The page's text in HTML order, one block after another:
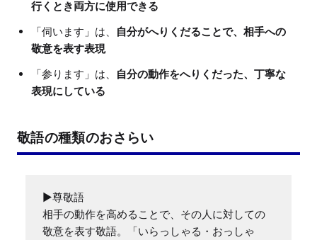
行くとき両方に使用できる
「伺います」は、
自分がへりくだることで、相手への
敬意を表す表現
「参ります」は、
自分の動作をへりくだった、丁寧な
表現にしている
敬語の種類のおさらい
▶︎尊敬語
相手の動作を高めることで、その人に対しての
敬意を表す敬語。「いらっしゃる・おっしゃ